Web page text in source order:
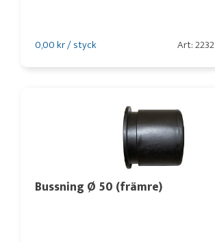
0,00 kr / styck Art: 2232
Bussning Ø 50 (främre)